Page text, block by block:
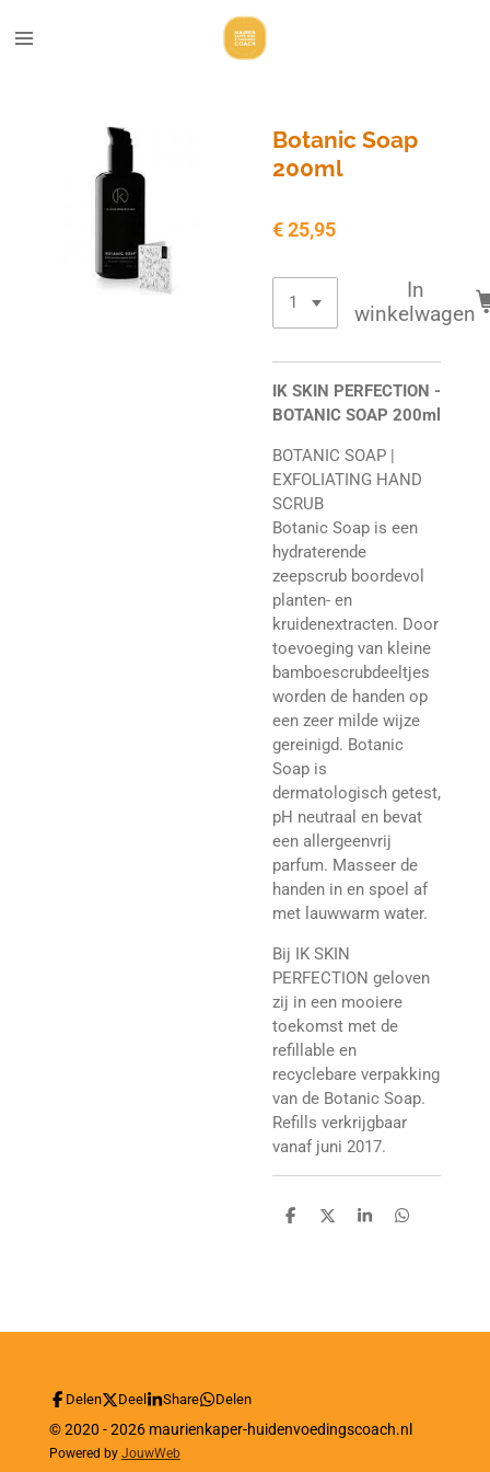
direct
Botanic Soap
200ml
€ 25,95
In
winkelwagen
IK SKIN PERFECTION -
BOTANIC SOAP 200ml
BOTANIC SOAP |
EXFOLIATING HAND
SCRUB
Botanic Soap is een
hydraterende
zeepscrub boordevol
planten- en
kruidenextracten. Door
toevoeging van kleine
bamboescrubdeeltjes
worden de handen op
een zeer milde wijze
gereinigd. Botanic
Soap is
dermatologisch getest,
pH neutraal en bevat
een allergeenvrij
parfum. Masseer de
handen in en spoel af
met lauwwarm water.
Bij IK SKIN
PERFECTION geloven
zij in een mooiere
toekomst met de
refillable en
recyclebare verpakking
van de Botanic Soap.
Refills verkrijgbaar
vanaf juni 2017.
D
D
S
D
Delen Deel Share Delen
© 2020 - 2026 maurienkaper-huidenvoedingscoach.nl
Powered by JouwWeb